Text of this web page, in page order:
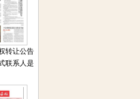
转让公告
联系人是